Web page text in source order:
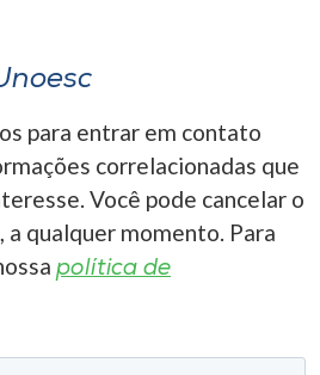
para entrar em contato
correlacionadas que
Você pode cancelar o
a qualquer momento. Para
política de